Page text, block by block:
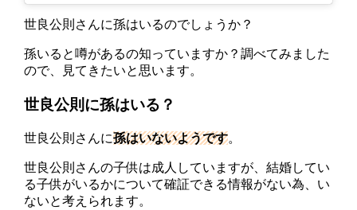
世良公則さんに孫はいるのでしょうか？
孫いると噂があるの知っていますか？調べてみました
ので、見てきたいと思います。
世良公則に孫はいる？
世良公則さんに孫はいないようです。
世良公則さんの子供は成人していますが、結婚してい
る子供がいるかについて確証できる情報がない為、い
ないと考えられます。